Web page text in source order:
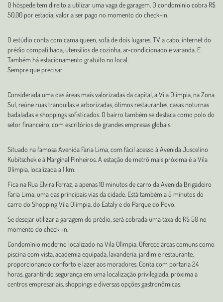
O hóspede tem direito a utilizar uma vaga de garagem. O condomínio cobra R$
50,00 por estadia, valor a ser pago no momento do check-in.
O estúdio conta com cama queen, sofá de dois lugares, TV a cabo, internet do
prédio compatilhada, utensílios de cozinha, ar-condicionado e varanda. E
Também há estacionamento gratuito no local.
Sempre que precisar
Considerada uma das áreas mais valorizadas da capital, a Vila Olímpia, na Zona
Sul, reúne ruas tranquilas e arborizadas, ótimos restaurantes, casas noturnas
badaladas e shoppings sofisticados. O bairro também se destaca como polo do
setor financeiro, com escritórios de grandes empresas globais.
Situado na famosa Avenida Faria Lima, com fácil acesso à Avenida Juscelino
Kubitschek e à Marginal Pinheiros. A estação de metrô mais próxima é a Vila
Olímpia, localizada a 1 km.
Fica na Rua Elvira Ferraz, a apenas 10 minutos de carro da Avenida Brigadeiro
Faria Lima, uma das principais vias da cidade. Está também a 5 minutos de
carro do Shopping Vila Olímpia, do Eataly e do Parque do Povo.
Se desejar utilizar a garagem do prédio, será cobrada uma taxa de R$ 50 no
momento do check-in.
Condomínio moderno localizado na Vila Olímpia. Oferece áreas comuns como
piscina com vista, academia equipada, lavanderia, jardim e restaurante,
proporcionando conforto e lazer aos moradores. Conta com portaria 24
horas, garantindo segurança em uma localização privilegiada, próxima a
centros empresariais, shoppings e diversas opções gastronômicas.